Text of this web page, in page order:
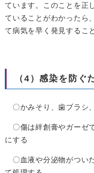
ています。このことを正
ていることがわかったら
て病気を早く発見するこ
（4）感染を防ぐ
〇かみそり、歯ブラシ
〇傷は絆創膏やガーゼ
にする
〇血液や分泌物がつい